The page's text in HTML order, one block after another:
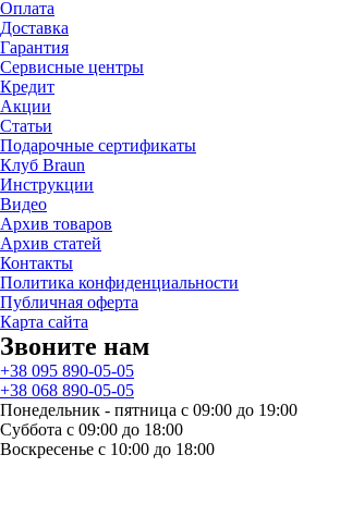
Оплата
Доставка
Гарантия
Сервисные центры
Кредит
Акции
Статьи
Подарочные сертификаты
Клуб Braun
Инструкции
Видео
Архив товаров
Архив статей
Контакты
Политика конфиденциальности
Публичная оферта
Карта сайта
Звоните нам
+38 095 890-05-05
+38 068 890-05-05
Понедельник - пятница с 09:00 до 19:00
Суббота с 09:00 до 18:00
Воскресенье с 10:00 до 18:00